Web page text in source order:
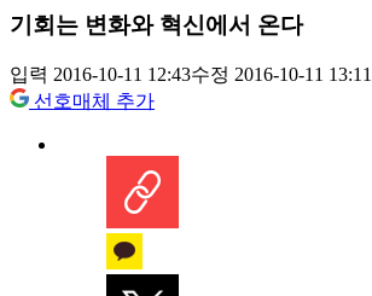
기회는 변화와 혁신에서 온다
입력 2016-10-11 12:43수정 2016-10-11 13:11
선호매체 추가